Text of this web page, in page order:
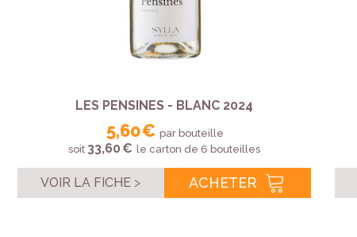
LES PENSINES - BLANC 2024
5,60 € par bouteille
soit 33,60 € le carton de 6 bouteilles
VOIR LA FICHE ACHETER